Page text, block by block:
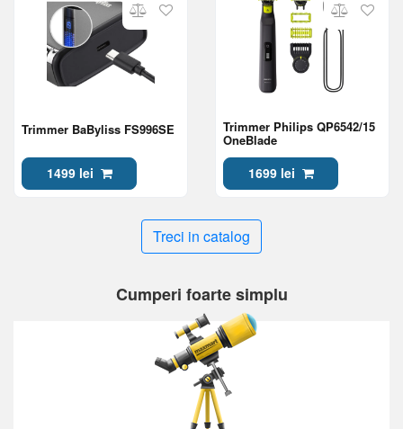
Trimmer BaByliss FS996SE
1499 lei
Trimmer Philips QP6542/15
OneBlade
1699 lei
Treci in catalog
Cumperi foarte simplu